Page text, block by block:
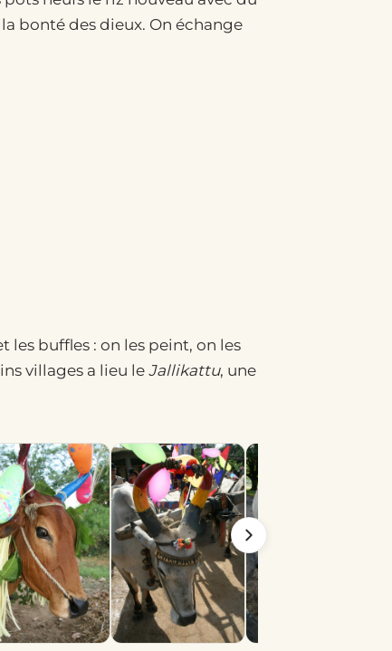
bonté des dieux. On échange
les buffles : on les peint, on les
villages a lieu le Jallikattu, une